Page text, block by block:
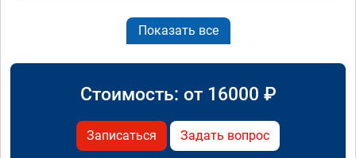
Показать все
Стоимость: от 16000 ₽
Записаться Задать вопрос